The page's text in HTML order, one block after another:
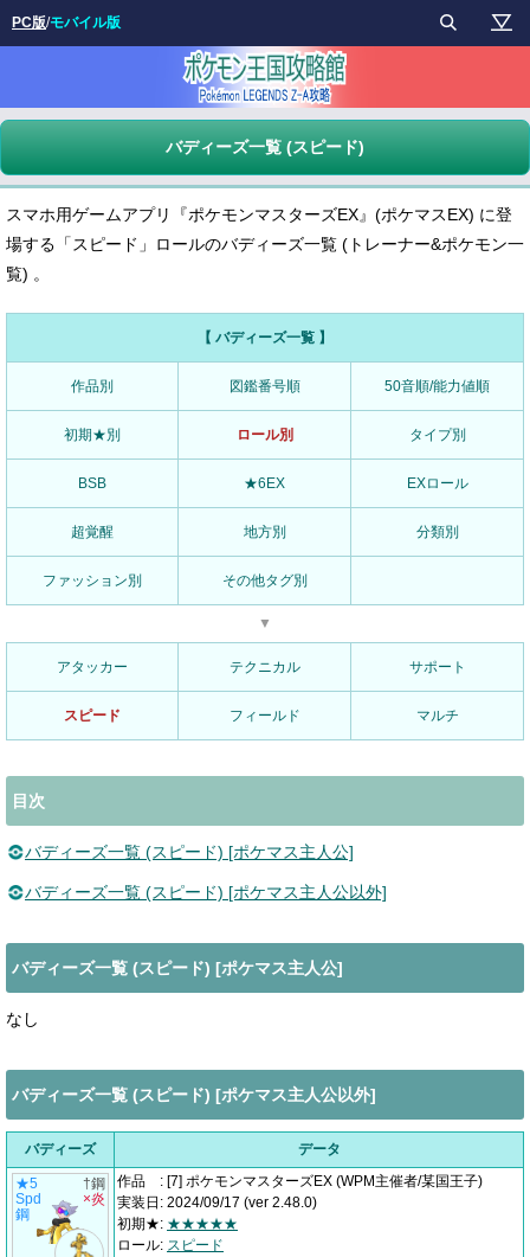
バディーズ一覧 (スピード)
スマホ用ゲームアプリ『ポケモンマスターズEX』(ポケマスEX) に登
場する「スピード」ロールのバディーズ一覧 (トレーナー&ポケモン一
覧) 。
【 バディーズ一覧 】
作品別 図鑑番号順 50音順/能力値順
初期★別 ロール別 タイプ別
BSB ★6EX EXロール
超覚醒 地方別 分類別
ファッション別 その他タグ別
▼
アタッカー テクニカル サポート
スピード フィールド マルチ
目次
バディーズ一覧 (スピード) [ポケマス主人公]
バディーズ一覧 (スピード) [ポケマス主人公以外]
バディーズ一覧 (スピード) [ポケマス主人公]
なし
バディーズ一覧 (スピード) [ポケマス主人公以外]
バディーズ データ
★5
Spd
鋼
†鋼
×炎
作品 : [7] ポケモンマスターズEX (WPM主催者/某国王子)
実装日 : 2024/09/17 (ver 2.48.0)
初期★: ★★★★★
ロール: スピード
PC版/モバイル版